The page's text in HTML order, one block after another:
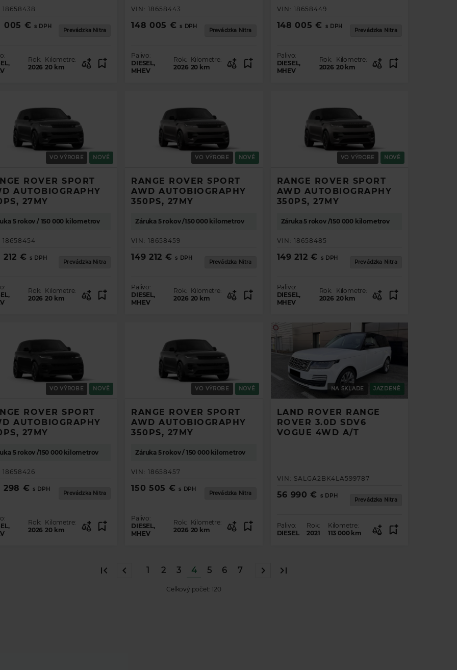
PREHĽAD O PONUKE VOZIDIEL.
18658438
005 € s DPH
Prevádzka Nitra
Rok:
2026
Kilometre:
20 km
VIN:18658443
148 005 € s DPH
Prevádzka Nitra
Palivo:
DIESEL,
MHEV
Rok:
2026
Kilometre:
20 km
VIN: 18658449
148 005 € s DPH
Prevádzka Nitra
Palivo:
DIESEL,
MHEV
Rok:
2026
Kilometre:
20 km
VO VÝROBE NOVÉ
ROVER SPORT
AUTOBIOGRAPHY
27MY
5 rokov / 150 000 kilometrov
18658454
212 € s DPH
Prevádzka Nitra
Rok:
2026
Kilometre:
20 km
VO VÝROBE NOVÉ
RANGE ROVER SPORT
AWD AUTOBIOGRAPHY
350PS, 27MY
Záruka 5 rokov /150 000 kilometrov
VIN:18658459
149 212 € s DPH
Prevádzka Nitra
Palivo:
DIESEL,
MHEV
Rok:
2026
Kilometre:
20 km
VO VÝROBE NOVÉ
RANGE ROVER SPORT
AWD AUTOBIOGRAPHY
350PS, 27MY
Záruka 5 rokov /150 000 kilometrov
VIN: 18658485
149 212 € s DPH
Prevádzka Nitra
Palivo:
DIESEL,
MHEV
Rok:
2026
Kilometre:
20 km
VO VÝROBE NOVÉ
ROVER SPORT
AUTOBIOGRAPHY
27MY
5 rokov /150 000 kilometrov
18658426
298 € s DPH
Prevádzka Nitra
Rok:
2026
Kilometre:
20 km
VO VÝROBE NOVÉ
RANGE ROVER SPORT
AWD AUTOBIOGRAPHY
350PS, 27MY
Záruka 5 rokov / 150 000 kilometrov
VIN:18658457
150 505 € s DPH
Prevádzka Nitra
Palivo:
DIESEL,
MHEV
Rok:
2026
Kilometre:
20 km
NA SKLADE JAZDENÉ
LAND ROVER RANGE
ROVER 3.0D SDV6
VOGUE 4WD A/T
VIN: SALGA2BK4LA599787
56 990 € s DPH
Prevádzka Nitra
Palivo:
DIESEL
Rok:
2021
Kilometre:
113 000 km
1 2 3 4 5 6 7
Celkový počet:120